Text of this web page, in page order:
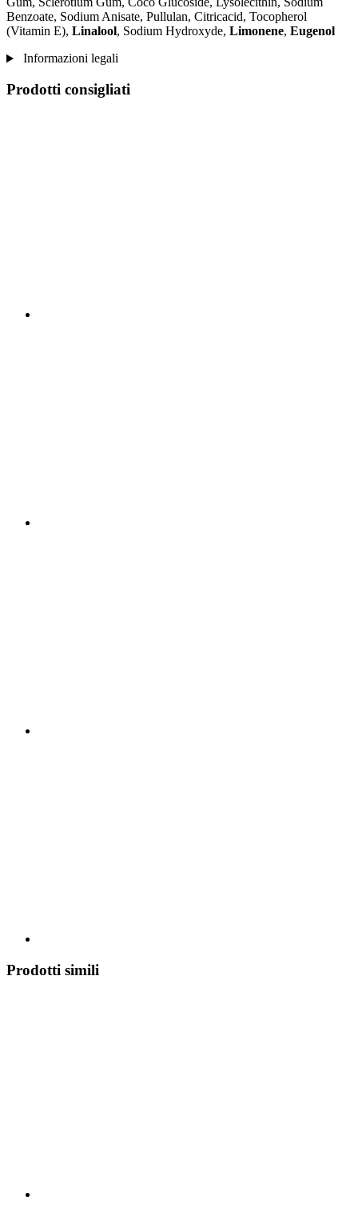
Benzoate, Sodium Anisate, Pullulan, Citricacid, Tocopherol
(Vitamin E), Linalool, Sodium Hydroxyde, Limonene, Eugenol
Informazioni legali
Prodotti consigliati
Prodotti simili